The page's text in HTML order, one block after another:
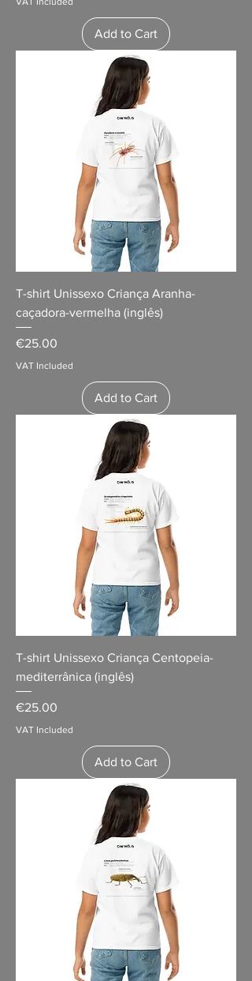
Add to Cart
T-shirt Unissexo Criança Aranha-
caçadora-vermelha (inglês)
Price
€25.00
VAT Included
Add to Cart
T-shirt Unissexo Criança Centopeia-
mediterrânica (inglês)
Price
€25.00
VAT Included
Add to Cart